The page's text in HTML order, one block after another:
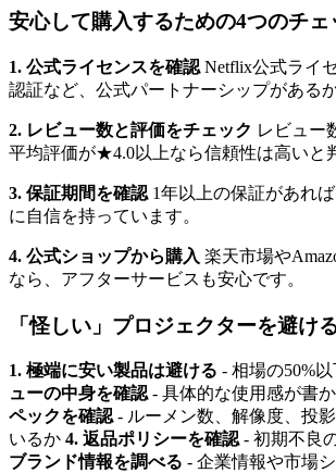
安心して購入するための4つのチェ
1. 公式ライセンスを確認 Netflix公式ライ
認証など、公式パートナーシップがある
2. レビュー数と評価をチェック レビュー
平均評価が★4.0以上なら信頼性は高いと
3. 保証期間を確認 1年以上の保証があれ
に自信を持っています。
4. 公式ショップから購入 楽天市場や
なら、アフターサービスも安心です。
「怪しい」プロジェクターを避け
1. 極端に安い製品は避ける - 相場の50%
ューの中身を確認 - 具体的な使用感が書
ペックを確認 - ルーメン数、解像度、投
いるか 4. 返品ポリシーを確認 - 初期不良
ブランド情報を調べる - 企業情報や市場